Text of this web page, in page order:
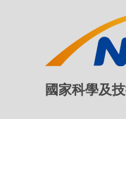
電話：02-
E-mail: